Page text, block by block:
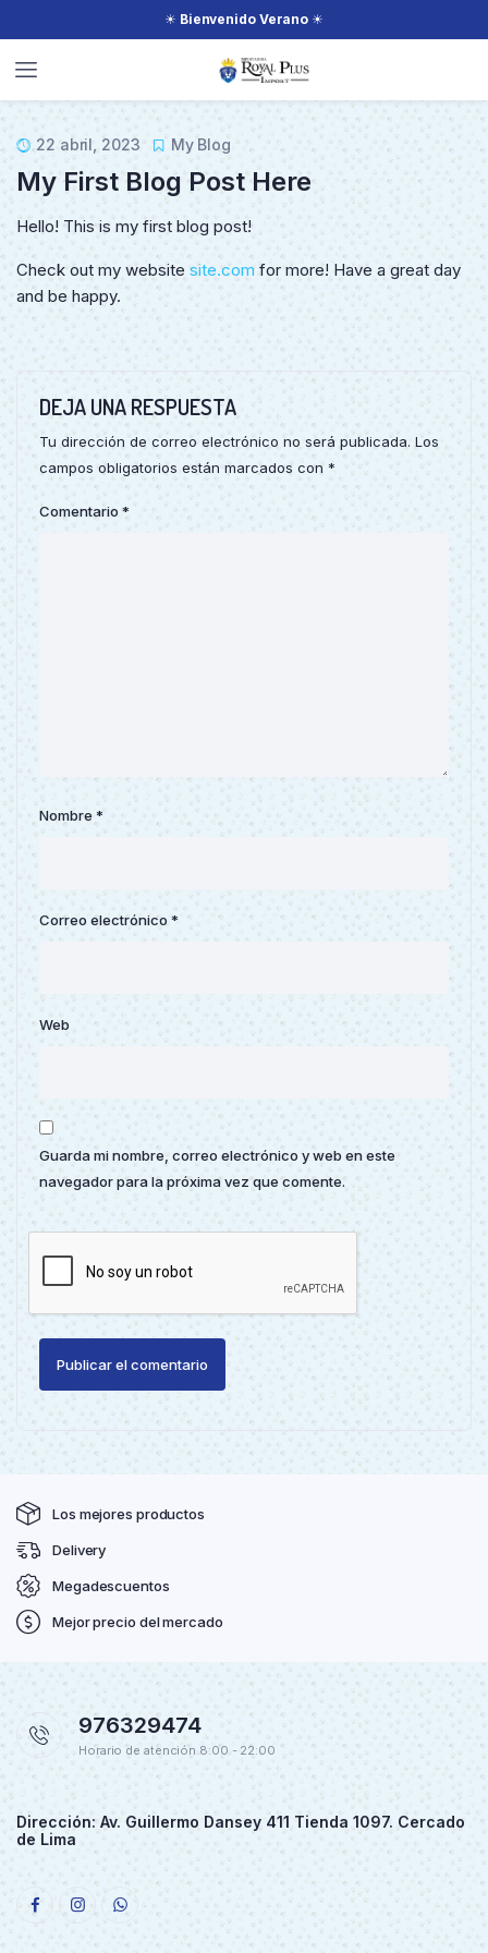
☀ Bienvenido Verano ☀
22 abril, 2023 My Blog
My First Blog Post Here
Hello! This is my first blog post!
Check out my website site.com for more! Have a great day
and be happy.
DEJA UNA RESPUESTA
Tu dirección de correo electrónico no será publicada. Los
campos obligatorios están marcados con *
Comentario *
Nombre*
Correo electrónico *
Web
Guarda mi nombre, correo electrónico y web en este
navegador para la próxima vez que comente.
Los mejores productos
Delivery
Megadescuentos
Mejor precio del mercado
976329474
Horario de atención 8:00 - 22:00
Dirección: Av. Guillermo Dansey 411 Tienda 1097. Cercado
de Lima